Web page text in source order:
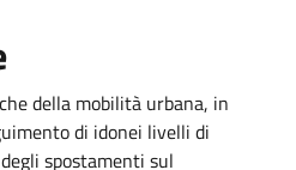
della mobilità urbana, in
di idonei livelli di
spostamenti sul